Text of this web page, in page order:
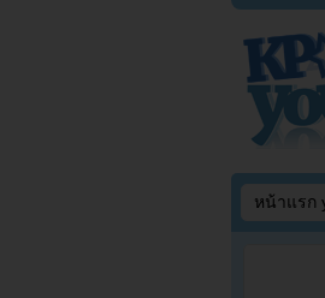
หน้าแรก